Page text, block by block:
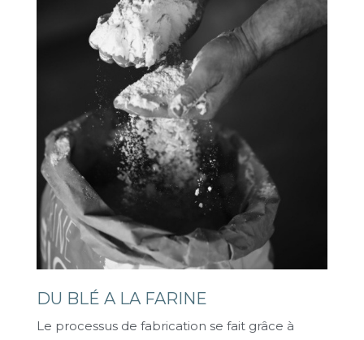
DU BLÉ A LA FARINE
Le processus de fabrication se fait grâce à